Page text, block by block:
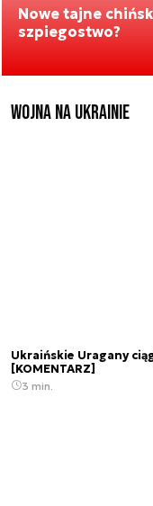
Nowe tajne
szpiegostwo?
Wojna na Ukrainie
Ukraińskie Uragany
[KOMENTARZ]
3 min.